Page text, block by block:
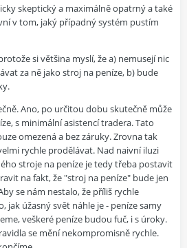
skeptický a maximálně opatrný a také
v tom, jaký případný systém pustím
si většina myslí, že a) nemusejí nic
za ně jako stroj na peníze, b) bude
Ano, po určitou dobu skutečně může
s minimální asistencí tradera. Tato
omezená a bez záruky. Zrovna tak
rychle prodělávat. Nad naivní iluzi
stroje na peníze je tedy třeba postavit
na fakt, že "stroj na peníze" bude jen
se nám nestalo, že příliš rychle
jak úžasný svět náhle je - peníze samy
veškeré peníze budou fuč, i s úroky.
se mění nekompromisně rychle.